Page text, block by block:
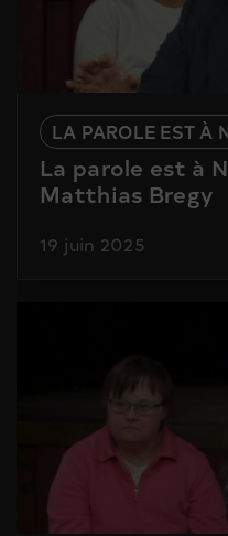
LA PAROLE EST À
La parole est à
Matthias Bregy
19 juin 2025